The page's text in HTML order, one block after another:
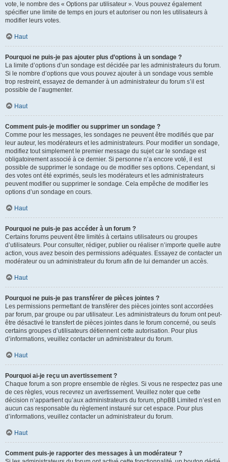
vote, le nombre des « Options par utilisateur ». Vous pouvez également
spécifier une limite de temps en jours et autoriser ou non les utilisateurs à
modifier leurs votes.
Haut
Pourquoi ne puis-je pas ajouter plus d’options à un sondage ?
La limite d’options d’un sondage est décidée par les administrateurs du forum.
Si le nombre d’options que vous pouvez ajouter à un sondage vous semble
trop restreint, essayez de demander à un administrateur du forum s’il est
possible de l’augmenter.
Haut
Comment puis-je modifier ou supprimer un sondage ?
Comme pour les messages, les sondages ne peuvent être modifiés que par
leur auteur, les modérateurs et les administrateurs. Pour modifier un sondage,
modifiez tout simplement le premier message du sujet car le sondage est
obligatoirement associé à ce dernier. Si personne n’a encore voté, il est
possible de supprimer le sondage ou de modifier ses options. Cependant, si
des votes ont été exprimés, seuls les modérateurs et les administrateurs
peuvent modifier ou supprimer le sondage. Cela empêche de modifier les
options d’un sondage en cours.
Haut
Pourquoi ne puis-je pas accéder à un forum ?
Certains forums peuvent être limités à certains utilisateurs ou groupes
d’utilisateurs. Pour consulter, rédiger, publier ou réaliser n’importe quelle autre
action, vous avez besoin des permissions adéquates. Essayez de contacter un
modérateur ou un administrateur du forum afin de lui demander un accès.
Haut
Pourquoi ne puis-je pas transférer de pièces jointes ?
Les permissions permettant de transférer des pièces jointes sont accordées
par forum, par groupe ou par utilisateur. Les administrateurs du forum ont peut-
être désactivé le transfert de pièces jointes dans le forum concerné, ou seuls
certains groupes d’utilisateurs détiennent cette autorisation. Pour plus
d’informations, veuillez contacter un administrateur du forum.
Haut
Pourquoi ai-je reçu un avertissement ?
Chaque forum a son propre ensemble de règles. Si vous ne respectez pas une
de ces règles, vous recevrez un avertissement. Veuillez noter que cette
décision n’appartient qu’aux administrateurs du forum, phpBB Limited n’est en
aucun cas responsable du règlement instauré sur cet espace. Pour plus
d’informations, veuillez contacter un administrateur du forum.
Haut
Comment puis-je rapporter des messages à un modérateur ?